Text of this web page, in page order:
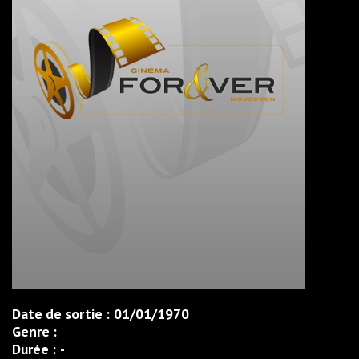
Date de sortie : 01/01/1970
Genre :
Durée : -